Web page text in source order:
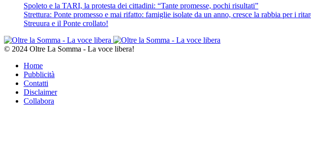
Spoleto e la TARI, la protesta dei cittadini: “Tante promesse, pochi risultati”
Strettura: Ponte promesso e mai rifatto: famiglie isolate da un anno, cresce la rabbia per i
Streuura e il Ponte crollato!
© 2024 Oltre La Somma - La voce libera!
Home
Pubblicità
Contatti
Disclaimer
Collabora